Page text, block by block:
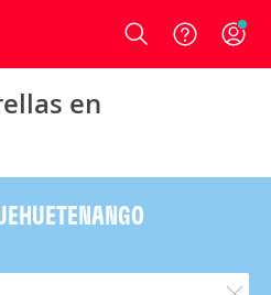
Login
en